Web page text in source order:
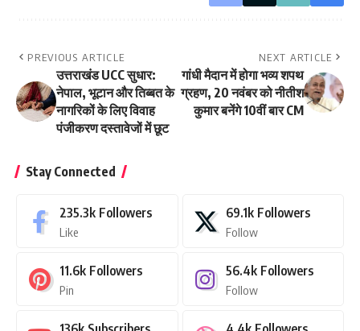
PREVIOUS ARTICLE
उत्तराखंड UCC सुधार:
नेपाल, भूटान और तिब्बत के
नागरिकों के लिए विवाह
पंजीकरण दस्तावेजों में छूट
NEXT ARTICLE
गांधी मैदान में होगा भव्य शपथ
ग्रहण, 20 नवंबर को नीतीश
कुमार बनेंगे 10वीं बार CM
Stay Connected
235.3k Followers
Like
69.1k Followers
Follow
11.6k Followers
Pin
56.4k Followers
Follow